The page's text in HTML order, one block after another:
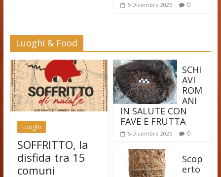
5 Dicembre 2025 0
Luoghi & Food
Luoghi
SOFFRITTO, la
disfida tra 15
comuni
SCHI
AVI
ROM
ANI
IN SALUTE CON
FAVE E FRUTTA
5 Dicembre 2025 0
Scop
erto